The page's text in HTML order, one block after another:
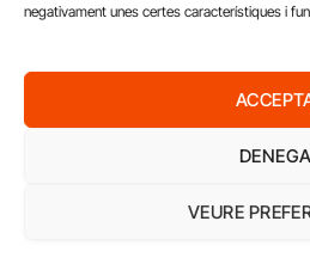
negativament unes certes característiques i
VEURE